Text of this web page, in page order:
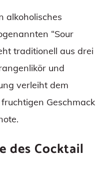
alkoholisches
“Sour
traditionell aus drei
und
verleiht dem
Geschmack
des Cocktail